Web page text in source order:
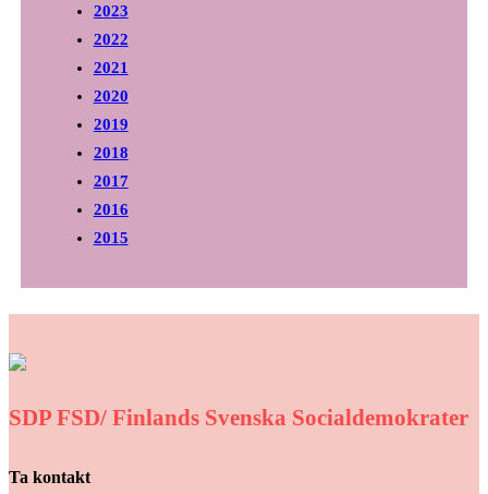
2023
2022
2021
2020
2019
2018
2017
2016
2015
SDP FSD/ Finlands Svenska Socialdemokrater
Ta kontakt